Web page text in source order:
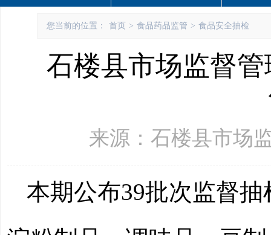
您当前的位置： 首页 > 食品药品监管 > 食品安全抽检
石楼县市场监督
来源：石楼县市场
本期公布39批次监督抽